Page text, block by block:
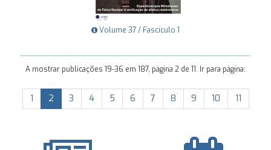
Volume 37 / Fascículo 1
A mostrar publicações 19-36 em 187, página 2 de 11. Ir para página:
1 2 3 4 5 6 7 8 9 10 11